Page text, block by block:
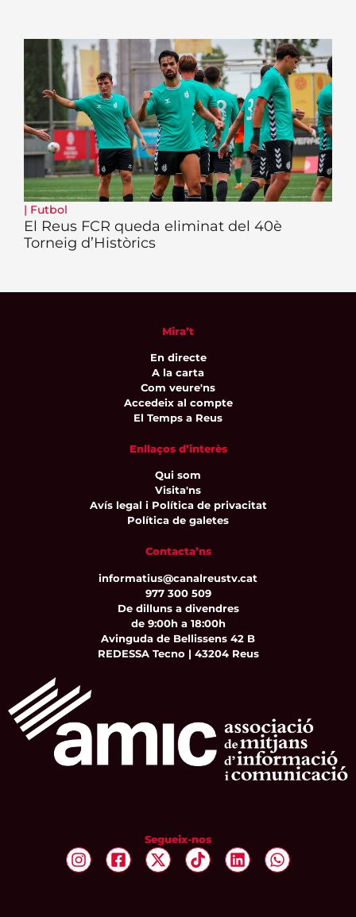
| Futbol
El Reus FCR queda eliminat del 40è
Torneig d’Històrics
Mira’t
En directe
A la carta
Com veure'ns
Accedeix al compte
El Temps a Reus
Enllaços d’interès
Qui som
Visita'ns
Avís legal i Política de privacitat
Política de galetes
Contacta’ns
informatius@canalreustv.cat
977 300 509
De dilluns a divendres
de 9:00h a 18:00h
Avinguda de Bellissens 42 B
REDESSA Tecno | 43204 Reus
Segueix-nos